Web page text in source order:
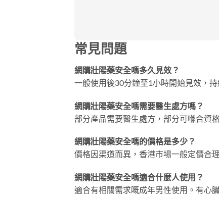
常見問題
網購壯陽藥安全嗎多久見效？
一般使用後30分鐘至1小時開始見效，
網購壯陽藥安全嗎需要醫生處方嗎？
部分產品需要醫生處方，部分可喺合資
網購壯陽藥安全嗎的價格是多少？
價格因渠道而異，香港市場一般定價合
網購壯陽藥安全嗎適合什麼人使用？
適合有相關需求嘅成年男性使用。有心